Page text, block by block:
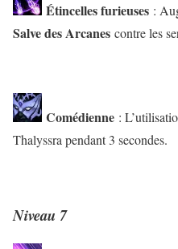
Étincelles furieuses :
Salve des Arcanes contre les
Comédienne :
Thalyssra pendant 3 secondes.
Niveau 7